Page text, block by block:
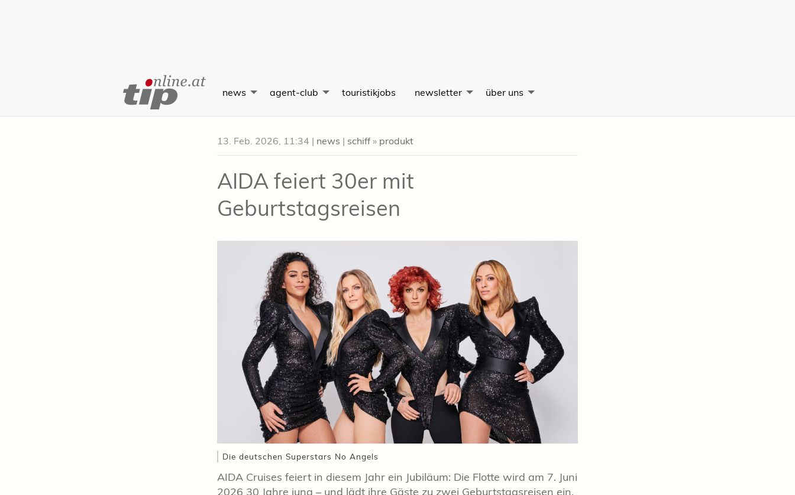
Content
news agent-club touristikjobs newsletter über uns
13. Feb. 2026, 11:34 | news | schiff » produkt
AIDA feiert 30er mit
Geburtstagsreisen
Die deutschen Superstars No Angels
AIDA Cruises feiert in diesem Jahr ein Jubiläum: Die Flotte wird am 7. Juni
2026 30 Jahre jung – und lädt ihre Gäste zu zwei Geburtstagsreisen ein,